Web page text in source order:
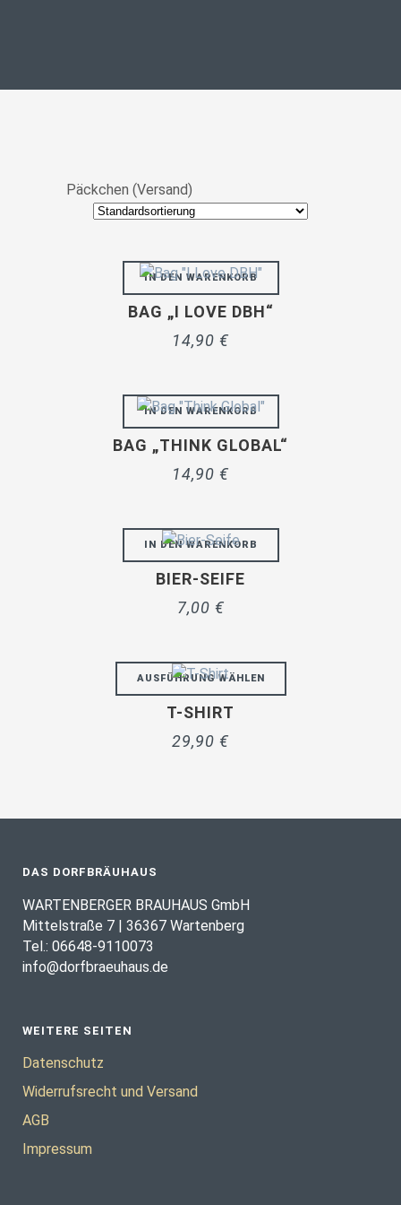
Päckchen (Versand)
IN DEN WARENKORB
BAG „I LOVE DBH“
14,90 €
IN DEN WARENKORB
BAG „THINK GLOBAL“
14,90 €
IN DEN WARENKORB
BIER-SEIFE
7,00 €
AUSFÜHRUNG WÄHLEN
T-SHIRT
29,90 €
DAS DORFBRÄUHAUS
WARTENBERGER BRAUHAUS GmbH
Mittelstraße 7 | 36367 Wartenberg
Tel.: 06648-9110073
info@dorfbraeuhaus.de
WEITERE SEITEN
Datenschutz
Widerrufsrecht und Versand
AGB
Impressum